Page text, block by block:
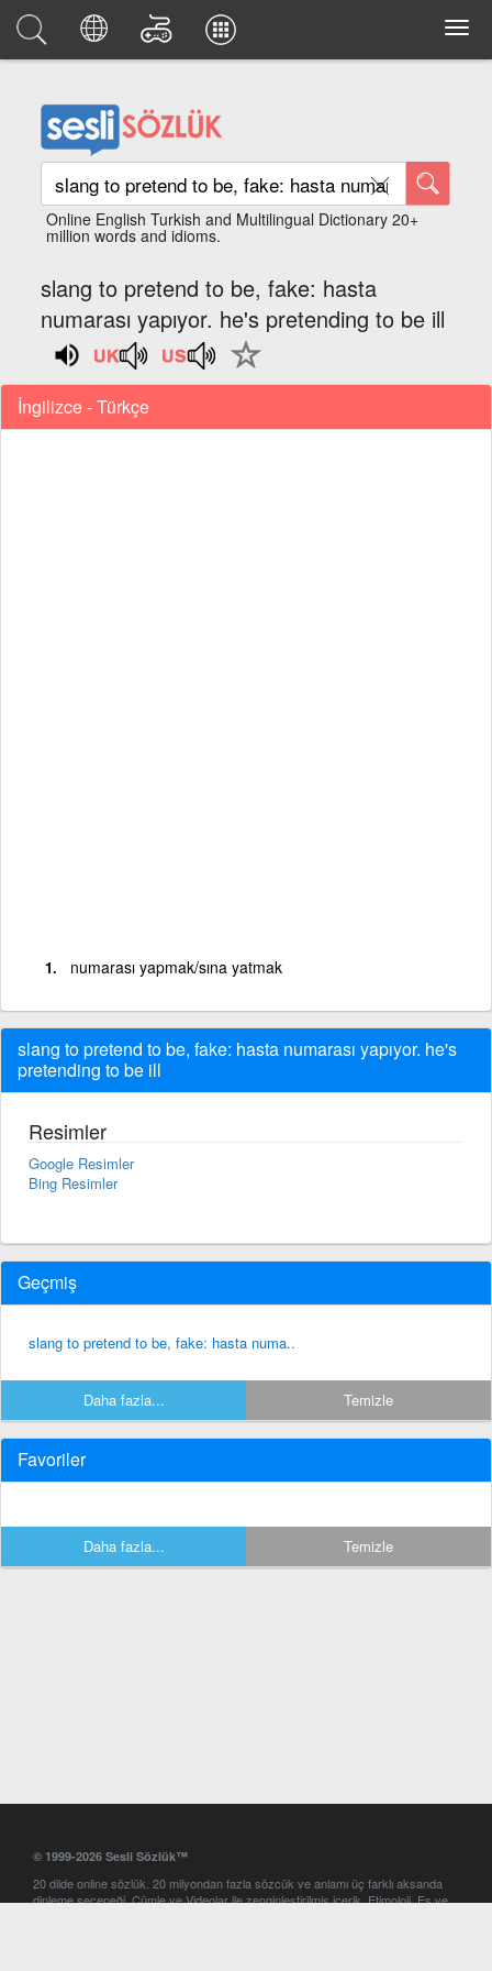
Online English Turkish and Multilingual Dictionary 20+
million words and idioms.
slang to pretend to be, fake: hasta
numarası yapıyor. he's pretending to be ill
İngilizce - Türkçe
numarası yapmak/sına yatmak
slang to pretend to be, fake: hasta numarası yapıyor. he's
pretending to be ill
Resimler
Google Resimler
Bing Resimler
Geçmiş
slang to pretend to be, fake: hasta numa..
Daha fazla... Temizle
Favoriler
Daha fazla... Temizle
© 1999-2026 Sesli Sözlük™
20 dilde online sözlük. 20 milyondan fazla sözcük ve anlamı üç farklı aksanda
dinleme seçeneği. Cümle ve Videolar ile zenginleştirilmiş içerik. Etimoloji, Eş ve